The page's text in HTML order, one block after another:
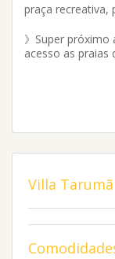
praça recreativa,
》Super próximo
acesso as praias
Villa